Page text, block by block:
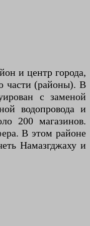
и центр города,
части (районы). В
с заменой
водопровода и
200 магазинов.
В этом районе
Намазгджаху и